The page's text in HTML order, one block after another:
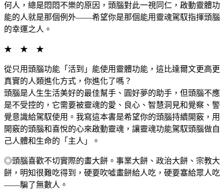
何人，總是悶悶不樂的原因，頭腦對此一視同仁，啟動靈體功
能的人就是那個例外——希望你是那個能用靈魂駕馭指揮頭腦
的幸運之人。
★ ★ ★
從只用頭腦功能「活到」能使用靈體功能，這比達爾文更高更
真實的人類進化方式，你進化了嗎？
頭腦是人生生活美好的最佳幫手、圓好夢的助手，但頭腦不應
是不受控的，它需要被靈魂的愛、良心、智慧洞見和覺察、警
覺意識給駕馭使用。我寫這本書是希望你的頭腦持續開竅，用
開竅的頭腦和喜悅的心來啟動靈魂，讓靈魂功能駕馭頭腦做自
己人體和生命的「主人」。
◎頭腦喜歡不切實際的畫大餅。事業大餅、政治大餅、宗教大
餅，明知很難吃得到，硬要吹噓畫餅給人吃，硬要塞給眾人吃
——騙了無數人。